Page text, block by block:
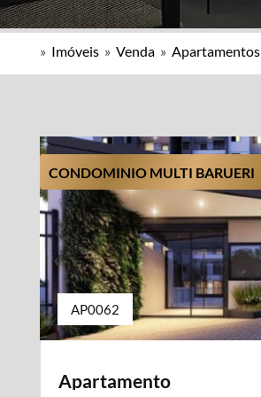
» Imóveis » Venda » Apartamentos
CONDOMINIO MULTI BARUERI
AP0062
Apartamento